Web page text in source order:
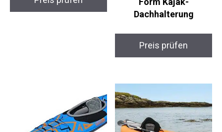
BuyWeek JetCarrier J-
Form Kajak-